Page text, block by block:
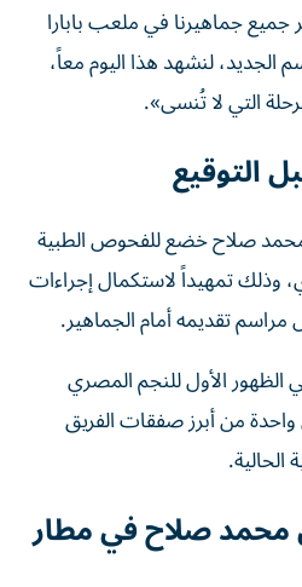
جميع جماهيرنا في ملعب بابارا
لنشهد هذا اليوم معاً،
التي لا تُنسى».
التوقيع
صلاح خضع للفحوص الطبية
وذلك تمهيداً لاستكمال إجراءات
مراسم تقديمه أمام الجماهير.
الأول للنجم المصري
من أبرز صفقات الفريق
الحالية.
محمد صلاح في مطار